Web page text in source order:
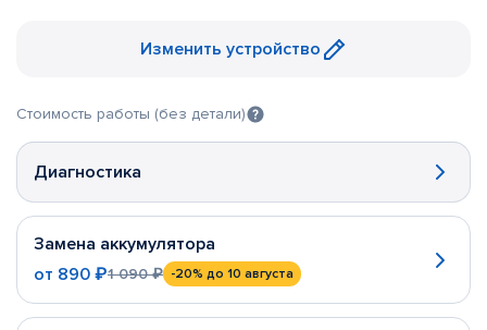
Изменить устройство
Стоимость работы (без детали)
Диагностика
Замена аккумулятора
от 890 ₽1 090 ₽ -20% до 10 августа